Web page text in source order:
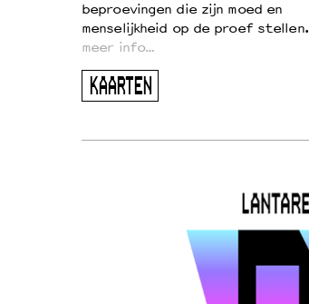
beproevingen die zijn moed en
menselijkheid op de proef stellen.
meer info…
KAARTEN